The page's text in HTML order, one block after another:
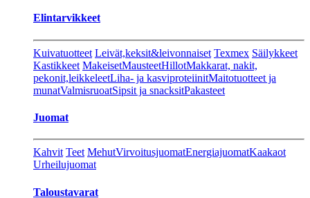
Elintarvikkeet
Kuivatuotteet Leivät,keksit&leivonnaiset Texmex Säilykkeet
Kastikkeet MakeisetMausteetHillotMakkarat, nakit,
pekonit,leikkeleetLiha- ja kasviproteiinitMaitotuotteet ja
munatValmisruoatSipsit ja snacksitPakasteet
Juomat
Kahvit Teet MehutVirvoitusjuomatEnergiajuomatKaakaot
Urheilujuomat
Taloustavarat